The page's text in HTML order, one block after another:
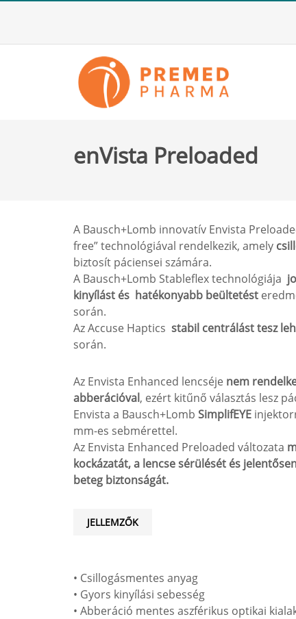
enVista Preloaded
A Bausch+Lomb innovatív Envista
free” technológiával rendelkezik, amely
biztosít páciensei számára.
A Bausch+Lomb Stableflex technológiája
kinyílást és hatékonyabb beültetést
során.
Az Accuse Haptics stabil centrálást tesz
során.
Az Envista Enhanced lencséje nem
abberációval, ezért kitűnő választás lesz
Envista a Bausch+Lomb SimplifEYE
mm-es sebmérettel.
Az Envista Enhanced Preloaded változata
kockázatát, a lencse sérülését és
beteg biztonságát.
JELLEMZŐK
• Csillogásmentes anyag
• Gyors kinyílási sebesség
• Abberáció mentes aszférikus optikai